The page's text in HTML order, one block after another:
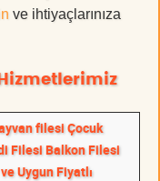
ve ihtiyaçlarınıza
filesi Çocuk
Filesi Balkon Filesi
Uygun Fiyatlı